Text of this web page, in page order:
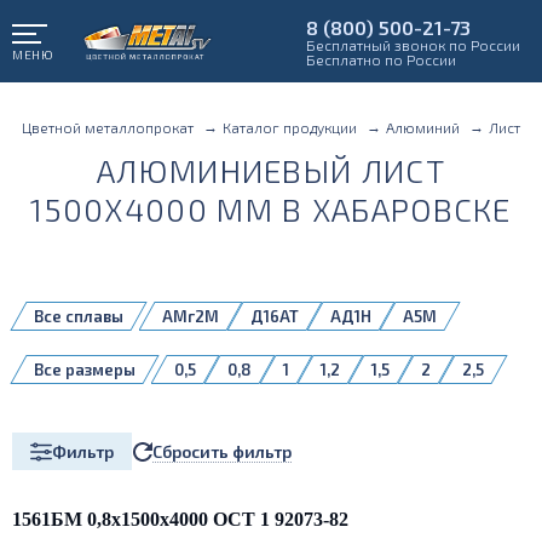
МЕНЮ
8 (800) 500-21-73
Бесплатный звонок по России
Бесплатно по России
Цветной металлопрокат Каталог продукции Алюминий Лист
АЛЮМИНИЕВЫЙ ЛИСТ
1500X4000 ММ В ХАБАРОВСКЕ
АМг2М Д16АТ АД1Н
А5М
АМг4,5
АМг5М АМг6
АМг6БМ
Все сплавы
0,5 0,8 1 1,2 1,5 2
2,5
Все размеры
Фильтр Сбросить фильтр
1561БМ 0,8х1500х4000 ОСТ 1 92073-82